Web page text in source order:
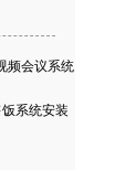
频会议系统
系统安装